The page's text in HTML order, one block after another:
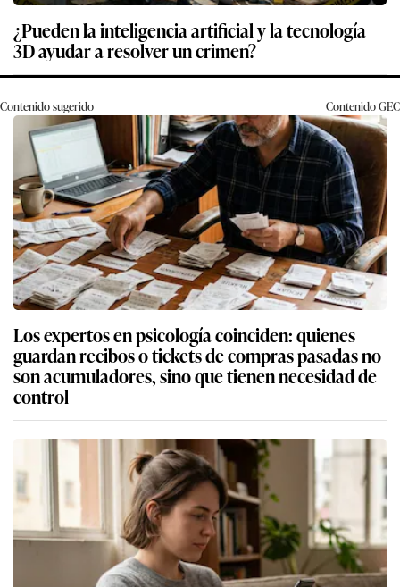
¿Pueden la inteligencia artificial y la tecnología
3D ayudar a resolver un crimen?
Contenido sugerido ContenidoGEC
Los expertos en psicología coinciden: quienes
guardan recibos o tickets de compras pasadas no
son acumuladores, sino que tienen necesidad de
control